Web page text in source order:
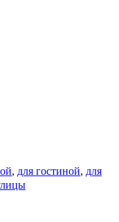
, для гостиной, для